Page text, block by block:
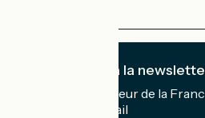
Je m'abonne à la
Recevez le meilleur de la
Mon adresse mail